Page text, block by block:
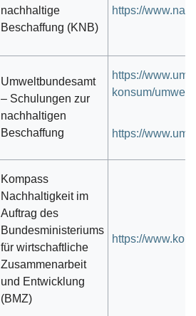
nachhaltige
Beschaffung (KNB)
https://
Umweltbundesamt
– Schulungen zur
nachhaltigen
Beschaffung
https://
konsum/
https://
Kompass
Nachhaltigkeit im
Auftrag des
Bundesministeriums
für wirtschaftliche
Zusammenarbeit
und Entwicklung
(BMZ)
https://